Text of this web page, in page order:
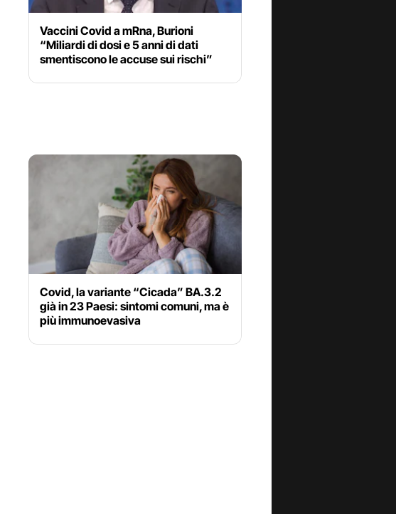
Vaccini Covid a mRna, Burioni
“Miliardi di dosi e 5 anni di dati
smentiscono le accuse sui rischi”
Covid, la variante “Cicada” BA.3.2
già in 23 Paesi: sintomi comuni, ma è
più immunoevasiva